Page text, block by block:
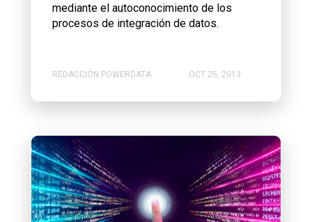
mediante el autoconocimiento de los
procesos de integración de datos.
REDACCIÓN POWERDATA OCT 25, 2013